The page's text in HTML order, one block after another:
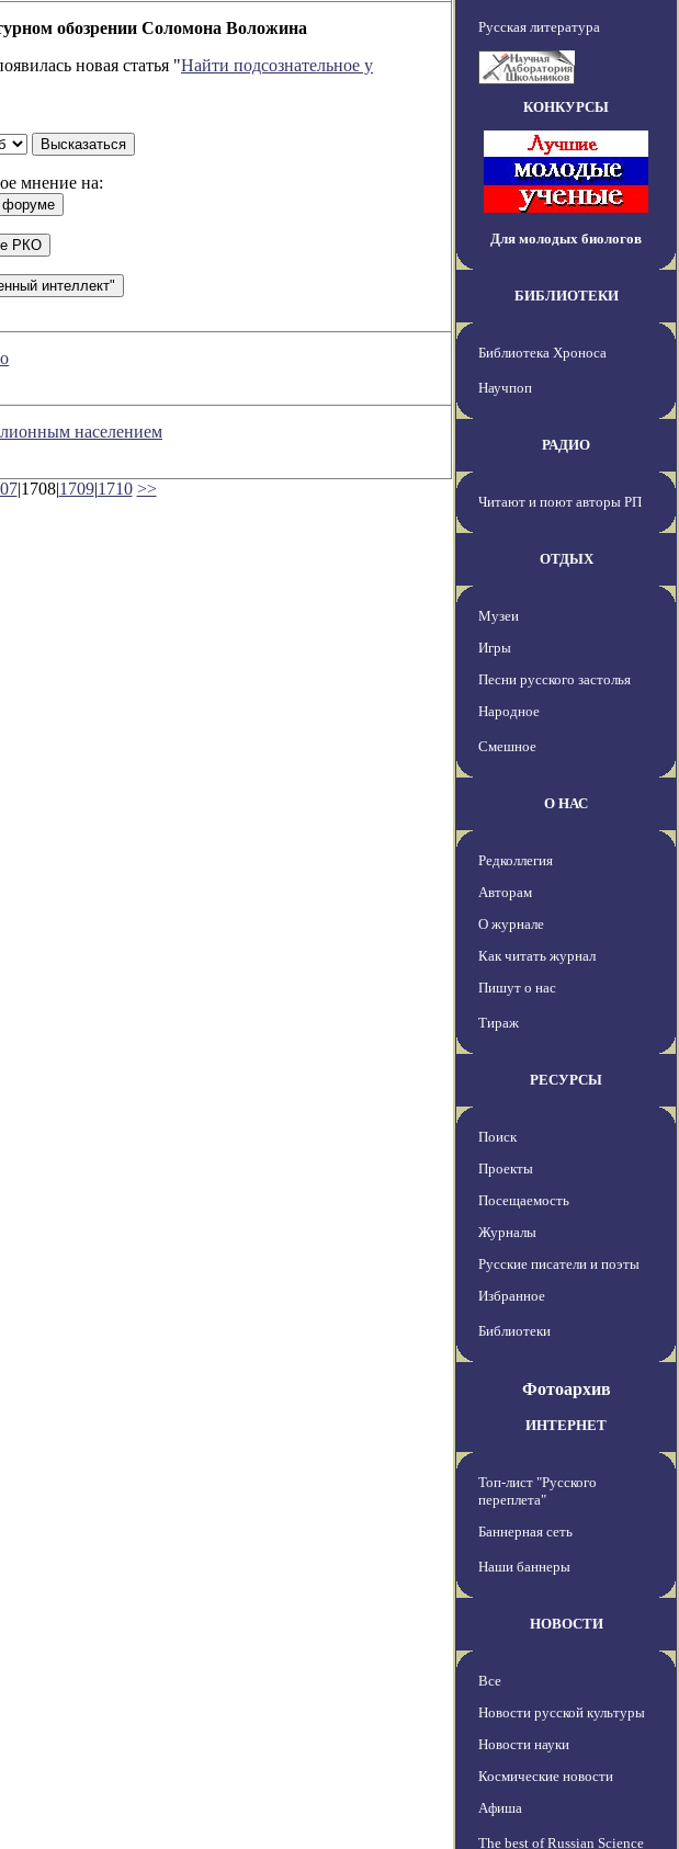
обозрении Соломона Воложина
новая статья "Найти подсознательное у
мнение на:
населением
|1708|1709|1710 >>
Русская литература
КОНКУРСЫ
Для молодых биологов
БИБЛИОТЕКИ
Библиотека Хроноса
Научпоп
РАДИО
Читают и поют авторы РП
ОТДЫХ
Музеи
Игры
Песни русского застолья
Народное
Смешное
О НАС
Редколлегия
Авторам
О журнале
Как читать журнал
Пишут о нас
Тираж
РЕСУРСЫ
Поиск
Проекты
Посещаемость
Журналы
Русские писатели и поэты
Избранное
Библиотеки
Фотоархив
ИНТЕРНЕТ
Топ-лист "Русского
переплета"
Баннерная сеть
Наши баннеры
НОВОСТИ
Все
Новости русской культуры
Новости науки
Космические новости
Афиша
The best of Russian Science